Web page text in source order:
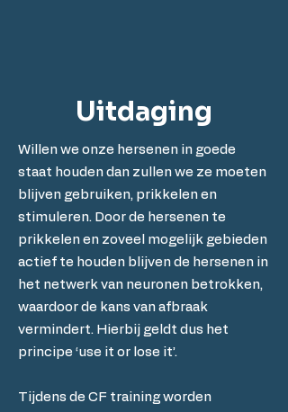
Uitdaging
Willen we onze hersenen in goede
staat houden dan zullen we ze moeten
blijven gebruiken, prikkelen en
stimuleren. Door de hersenen te
prikkelen en zoveel mogelijk gebieden
actief te houden blijven de hersenen in
het netwerk van neuronen betrokken,
waardoor de kans van afbraak
vermindert. Hierbij geldt dus het
principe ‘use it or lose it’.
Tijdens de CF training worden